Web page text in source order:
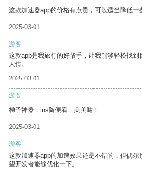
这款加速器app的价格有点贵，可以适当降低一
2025-03-01
游客
这款app是我旅行的好帮手，让我能够轻松找到
人情。
2025-03-01
游客
梯子神器，ins随便看，美美哒！
2025-03-01
游客
这款加速器app的加速效果还是不错的，但偶尔
望开发者能够优化一下。